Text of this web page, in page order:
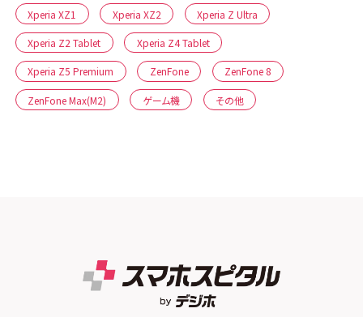
Xperia XZ1 Xperia XZ2 Xperia Z Ultra
Xperia Z2 Tablet Xperia Z4 Tablet
Xperia Z5 Premium ZenFone ZenFone 8
ZenFone Max(M2) ゲーム機 その他